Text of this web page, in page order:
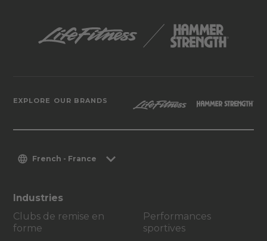
EXPLORE OUR BRANDS
French - France
Industries
Clubs de remise en
forme
Performances
sportives